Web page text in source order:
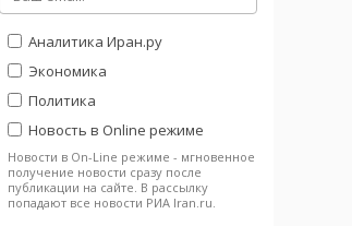
Аналитика Иран.ру
Экономика
Политика
Новость в Online режиме
Новости в On-Line режиме - мгновенное
получение новости сразу после
публикации на сайте. В рассылку
попадают все новости РИА Iran.ru.